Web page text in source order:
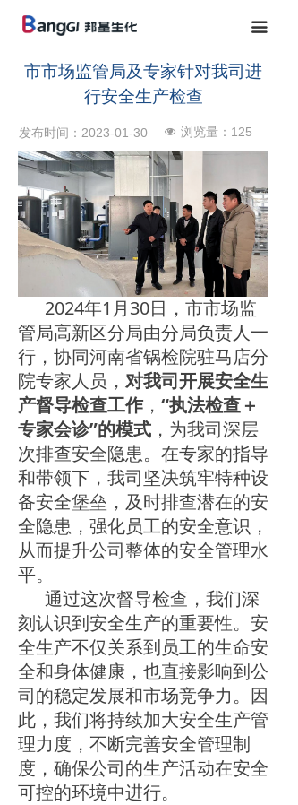
끀
市市场监管局及专家针对我司进
行安全生产检查
2024年1月30日，市市场监
管局高新区分局由分局负责人一
行，协同河南省锅检院驻马店分
院专家人员， 对我司开展安全生
产督导检查工作， “执法检查＋
专家会诊”的模式 ，为我司深层
次排查安全隐患。在专家的指导
和带领下，我司坚决筑牢特种设
备安全堡垒，及时排查潜在的安
全隐患，强化员工的安全意识，
从而提升公司整体的安全管理水
平。
通过这次督导检查，我们深
刻认识到安全生产的重要性。安
全生产不仅关系到员工的生命安
全和身体健康，也直接影响到公
司的稳定发展和市场竞争力。因
此，我们将持续加大安全生产管
理力度，不断完善安全管理制
度，确保公司的生产活动在安全
可控的环境中进行。
发布时间： 2023-01-30 넶 浏览量： 125